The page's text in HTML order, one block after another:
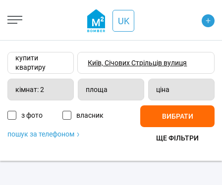
UK +
купити
квартиру
кімнат: 2 площа ціна
з фото власник
пошук за телефоном ЩЕ ФІЛЬТРИ
ВИБРАТИ
Open Street
Wiki-карта
Супутник
Транспорт
+
−